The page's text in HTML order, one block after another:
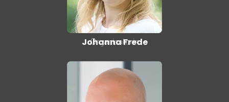
Johanna Frede
Organisatorin